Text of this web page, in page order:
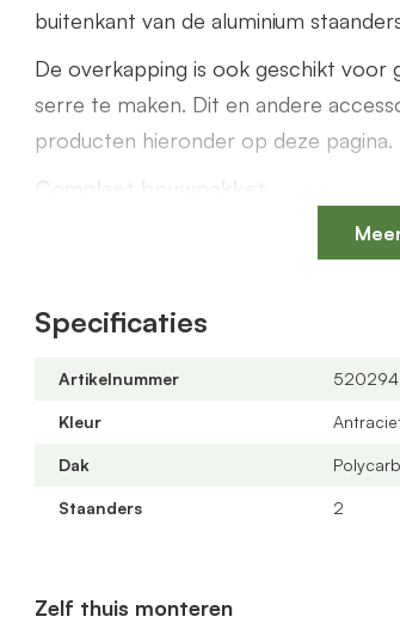
buitenkant van de aluminium
De overkapping is ook geschikt voor
serre te maken. Dit en andere
producten hieronder op deze pagina.
De overkapping wordt geleverd als
benodigde onderdelen zoals PVC
Offerte aanvragen
Bestel via de webshop of vraaghier
veranda kunnen wij gratis op maat
Specificaties
Artikelnummer 520294
Kleur
Dak
Staanders 2
Zelf thuis monteren